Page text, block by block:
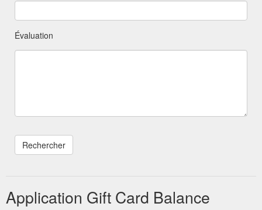
Évaluation
Application Gift Card Balance